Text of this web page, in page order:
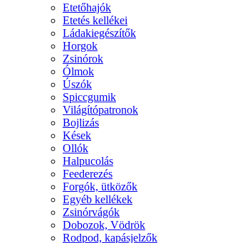
Etetőhajók
Etetés kellékei
Ládakiegészítők
Horgok
Zsinórok
Ólmok
Úszók
Spiccgumik
Világítópatronok
Bojlizás
Kések
Ollók
Halpucolás
Feederezés
Forgók, ütközők
Egyéb kellékek
Zsinórvágók
Dobozok, Vödrök
Rodpod, kapásjelzők